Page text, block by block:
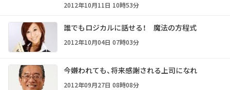
2012年10月11日 10時53分
誰でもロジカルに話せる！ 魔法の方程式
2012年10月04日 07時03分
今嫌われても、将来感謝される上司になれ
2012年09月27日 08時08分